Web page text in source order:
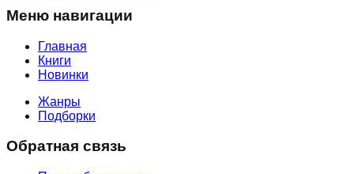
Меню навигации
Главная
Книги
Новинки
Жанры
Подборки
Обратная связь